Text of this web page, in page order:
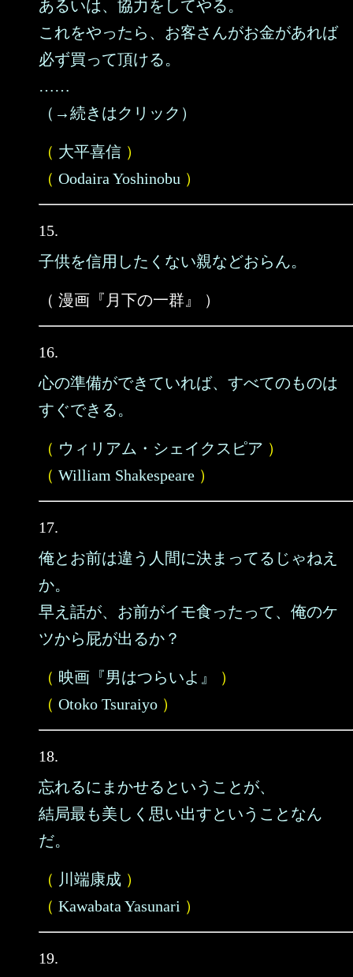
あるいは、協力をしてやる。
これをやったら、お客さんがお金があれば
必ず買って頂ける。
……
（→続きはクリック）
（ 大平喜信 ）
（ Oodaira Yoshinobu ）
15.
子供を信用したくない親などおらん。
（ 漫画『月下の一群』 ）
16.
心の準備ができていれば、すべてのものは
すぐできる。
（ ウィリアム・シェイクスピア ）
（ William Shakespeare ）
17.
俺とお前は違う人間に決まってるじゃねえ
か。
早え話が、お前がイモ食ったって、俺のケ
ツから屁が出るか？
（ 映画『男はつらいよ』
）
（ Otoko Tsuraiyo ）
18.
忘れるにまかせるということが、
結局最も美しく思い出すということなん
だ。
（ 川端康成 ）
（ Kawabata Yasunari ）
19.